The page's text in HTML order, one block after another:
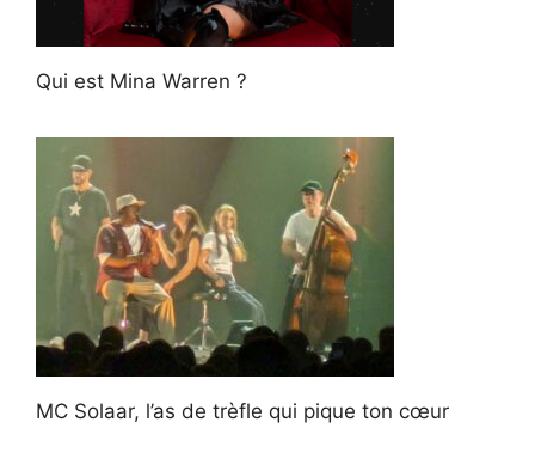
Qui est Mina Warren ?
MC Solaar, l’as de trèfle qui pique ton cœur